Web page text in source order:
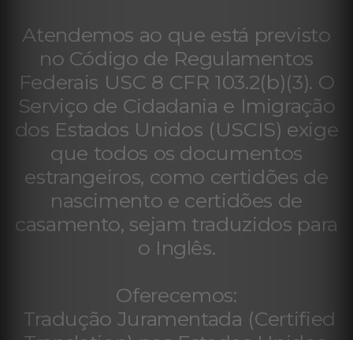
Atendemos ao que está previsto
no Código de Regulamentos
Federais USC 8 CFR 103.2(b)(3). O
Serviço de Cidadania e Imigração
dos Estados Unidos (USCIS) exige
que todos os documentos
estrangeiros, como certidões de
nascimento e certidões de
casamento, sejam traduzidos para
o Inglês.
Oferecemos:
Tradução Juramentada (Certified